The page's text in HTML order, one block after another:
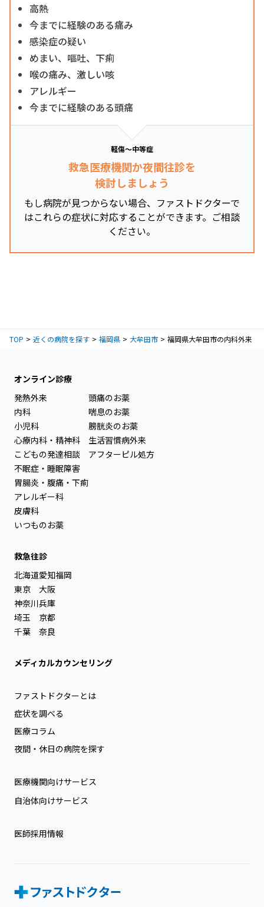
高熱
今までに経験のある痛み
感染症の疑い
めまい、嘔吐、下痢
喉の痛み、激しい咳
アレルギー
今までに経験のある頭痛
軽傷～中等症
救急医療機関か夜間往診を
検討しましょう
もし病院が見つからない場合、ファストドクターで
はこれらの症状に対応することができます。ご相談
ください。
TOP 近くの病院を探す 福岡県 大牟田市 福岡県大牟田市の内科外来
オンライン診療
発熱外来
内科
小児科
心療内科・精神科
こどもの発達相談
不眠症・睡眠障害
胃腸炎・腹痛・下痢
アレルギー科
皮膚科
いつものお薬
頭痛のお薬
喘息のお薬
膀胱炎のお薬
生活習慣病外来
アフターピル処方
救急往診
北海道
東京
神奈川
埼玉
千葉
愛知
大阪
兵庫
京都
奈良
福岡
メディカルカウンセリング
ファストドクターとは
症状を調べる
医療コラム
夜間・休日の病院を探す
医療機関向けサービス
自治体向けサービス
医師採用情報